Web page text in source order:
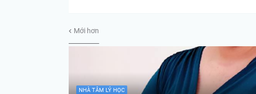
Mới hơn
NHÀ TÂM LÝ HỌC